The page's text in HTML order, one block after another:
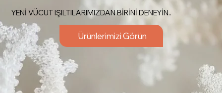
YENİ VÜCUT IŞILTILARIMIZDAN BİRİNİ DENEYİN..
Ürünlerimizi Görün